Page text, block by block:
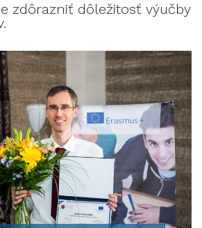
zdôrazniť dôležitosť výučby